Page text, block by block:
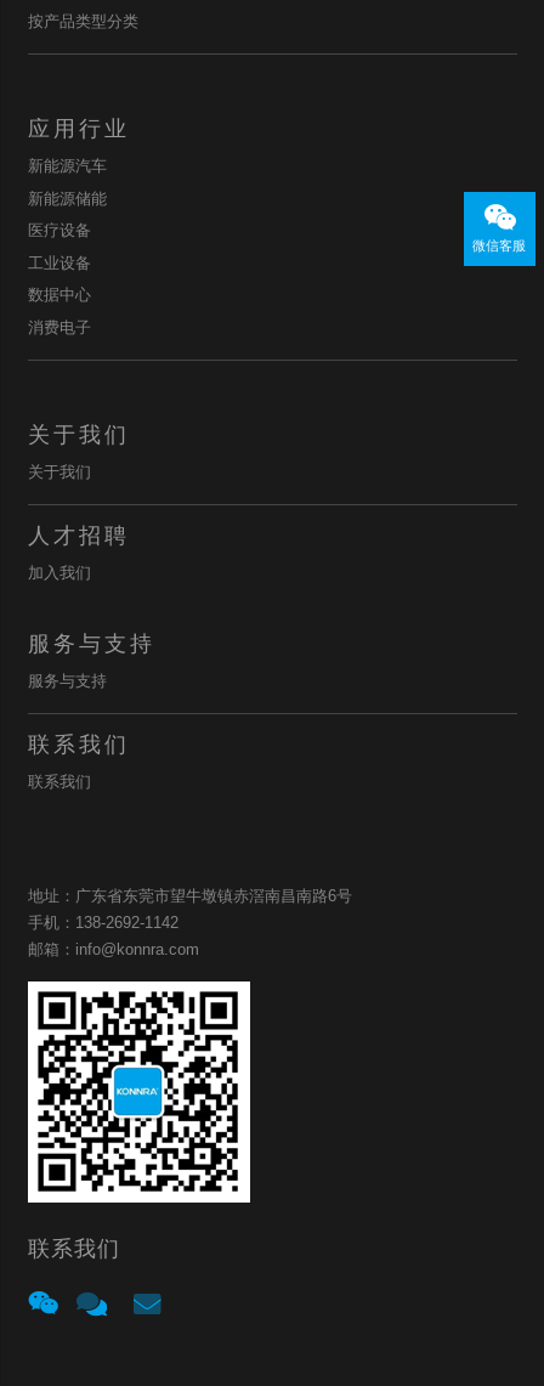
按产品类型分类
应用行业
新能源汽车
新能源储能
医疗设备
工业设备
数据中心
消费电子
关于我们
关于我们
人才招聘
加入我们
微信客服
服务与支持
服务与支持
联系我们
联系我们
地址：广东省东莞市望牛墩镇赤滘南昌南路6号
手机：138-2692-1142
邮箱：info@konnra.com
联系我们